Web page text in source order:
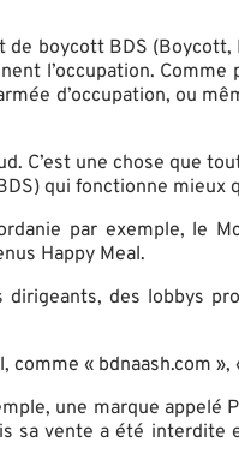
boycott BDS
l’occupation. Comme
d’occupation, ou
C’est une chose que
qui fonctionne mieux
par exemple, le
Happy Meal.
des lobbys
« bdnaash.com »,
une marque appelé
sa vente a été